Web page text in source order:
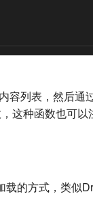
容列表，然后
这种函数也可以
的方式，类似